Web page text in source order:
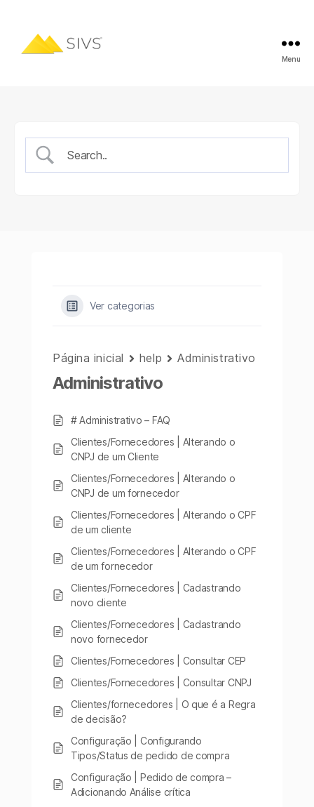
Menu
Ver categorias
Página inicial help Administrativo
Administrativo
# Administrativo – FAQ
Clientes/Fornecedores | Alterando o
CNPJ de um Cliente
Clientes/Fornecedores | Alterando o
CNPJ de um fornecedor
Clientes/Fornecedores | Alterando o CPF
de um cliente
Clientes/Fornecedores | Alterando o CPF
de um fornecedor
Clientes/Fornecedores | Cadastrando
novo cliente
Clientes/Fornecedores | Cadastrando
novo fornecedor
Clientes/Fornecedores | Consultar CEP
Clientes/Fornecedores | Consultar CNPJ
Clientes/fornecedores | O que é a Regra
de decisão?
Configuração | Configurando
Tipos/Status de pedido de compra
Configuração | Pedido de compra –
Adicionando Análise crítica